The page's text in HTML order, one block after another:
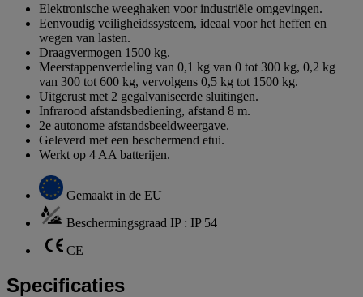
Elektronische weeghaken voor industriële omgevingen.
Eenvoudig veiligheidssysteem, ideaal voor het heffen en
wegen van lasten.
Draagvermogen 1500 kg.
Meerstappenverdeling van 0,1 kg van 0 tot 300 kg, 0,2 kg
van 300 tot 600 kg, vervolgens 0,5 kg tot 1500 kg.
Uitgerust met 2 gegalvaniseerde sluitingen.
Infrarood afstandsbediening, afstand 8 m.
2e autonome afstandsbeeldweergave.
Geleverd met een beschermend etui.
Werkt op 4 AA batterijen.
Gemaakt in de EU
Beschermingsgraad IP : IP 54
CE
Specificaties